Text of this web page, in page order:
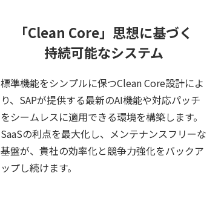
「Clean Core」思想に基づく
持続可能なシステム
標準機能をシンプルに保つClean Core設計によ
り、SAPが提供する最新のAI機能や対応パッチ
をシームレスに適用できる環境を構築します。
SaaSの利点を最大化し、メンテナンスフリーな
基盤が、貴社の効率化と競争力強化をバックア
ップし続けます。